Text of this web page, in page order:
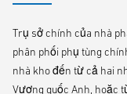
Trụ sở chính của nhà
phân phối phụ tùng
nhà kho đến từ cả hai
Vương quốc Anh, hoặc